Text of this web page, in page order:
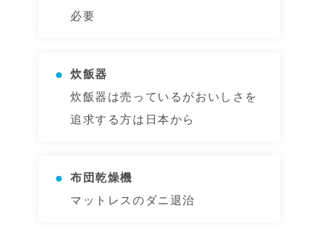
必要
炊飯器
炊飯器は売っているがおいしさを
追求する方は日本から
布団乾燥機
マットレスのダニ退治